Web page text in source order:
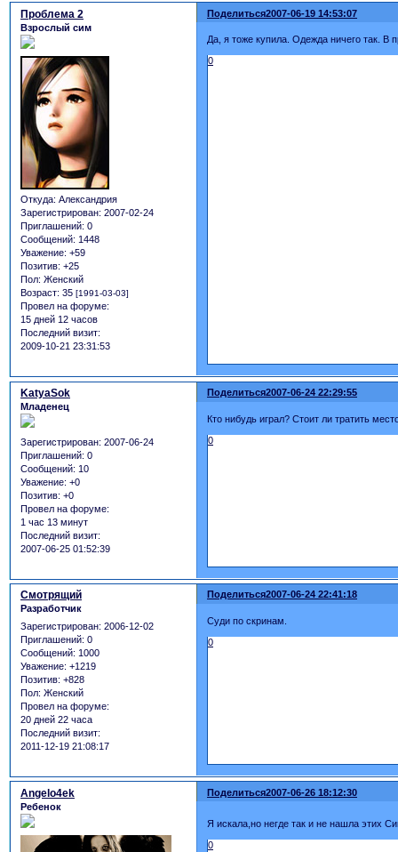
Поделиться2007-06-19 14:53:07
Проблема 2
Взрослый сим
Откуда: Александрия
Зарегистрирован: 2007-02-24
Приглашений: 0
Сообщений: 1448
Уважение: +59
Позитив: +25
Пол: Женский
Возраст: 35 [1991-03-03]
Провел на форуме:
15 дней 12 часов
Последний визит:
2009-10-21 23:31:53
Да, я тоже купила. Одежда ничего так. В
0
Поделиться2007-06-24 22:29:55
KatyaSok
Младенец
Зарегистрирован: 2007-06-24
Приглашений: 0
Сообщений: 10
Уважение: +0
Позитив: +0
Провел на форуме:
1 час 13 минут
Последний визит:
2007-06-25 01:52:39
Кто нибудь играл? Стоит ли тратить
0
Поделиться2007-06-24 22:41:18
Смотрящий
Разработчик
Зарегистрирован: 2006-12-02
Приглашений: 0
Сообщений: 1000
Уважение: +1219
Позитив: +828
Пол: Женский
Провел на форуме:
20 дней 22 часа
Последний визит:
2011-12-19 21:08:17
Суди по скринам.
0
Поделиться2007-06-26 18:12:30
Angelo4ek
Ребенок
Я искала,но негде так и не нашла этих
0